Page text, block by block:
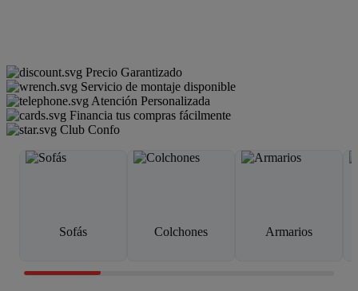
Precio Garantizado
Servicio de montaje disponible
Atención Personalizada
Financia tus compras fácilmente
Club Confo
Sofás Colchones Armarios